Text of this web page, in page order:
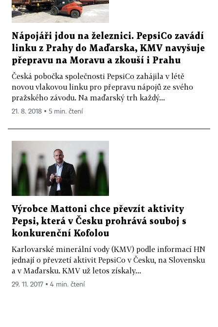
Nápojáři jdou na železnici. PepsiCo zavádí
linku z Prahy do Maďarska, KMV navyšuje
přepravu na Moravu a zkouší i Prahu
Česká pobočka společnosti PepsiCo zahájila v létě
novou vlakovou linku pro přepravu nápojů ze svého
pražského závodu. Na maďarský trh každý...
21. 8. 2018 ▪ 5 min. čtení
Výrobce Mattoni chce převzít aktivity
Pepsi, která v Česku prohrává souboj s
konkurenční Kofolou
Karlovarské minerální vody (KMV) podle informací HN
jednají o převzetí aktivit PepsiCo v Česku, na Slovensku
a v Maďarsku. KMV už letos získaly...
29. 11. 2017 ▪ 4 min. čtení